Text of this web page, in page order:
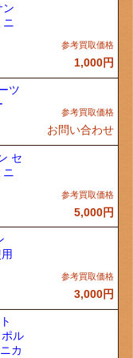
ン
1,000円
ツ
お問い合わせ
セ
5,000円
3,000円
ル
カ